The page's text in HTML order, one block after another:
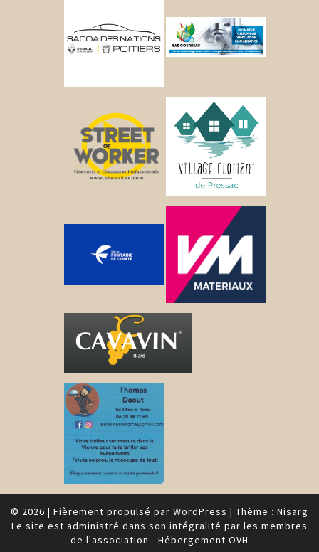
© 2026 | Fièrement propulsé par WordPress | Thème : Nisarg
Le site est administré dans son intégralité par les membres
de l'association - Hébergement OVH